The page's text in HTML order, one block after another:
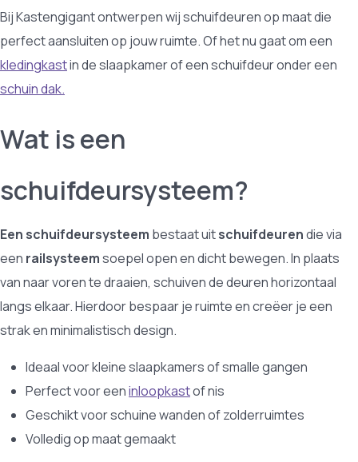
Bij Kastengigant ontwerpen wij schuifdeuren op maat die
perfect aansluiten op jouw ruimte. Of het nu gaat om een
kledingkastin de slaapkamer of een schuifdeur onder een
schuin dak.
Wat is een
schuifdeursysteem?
Een schuifdeursysteem bestaat uitschuifdeurendie via
een railsysteemsoepel open en dicht bewegen. In plaats
van naar voren te draaien, schuiven de deuren horizontaal
langs elkaar. Hierdoor bespaar je ruimte en creëer je een
strak en minimalistisch design.
Ideaal voor kleine slaapkamers of smalle gangen
Perfect voor eeninloopkastof nis
Geschikt voor schuine wanden of zolderruimtes
Volledig op maat gemaakt